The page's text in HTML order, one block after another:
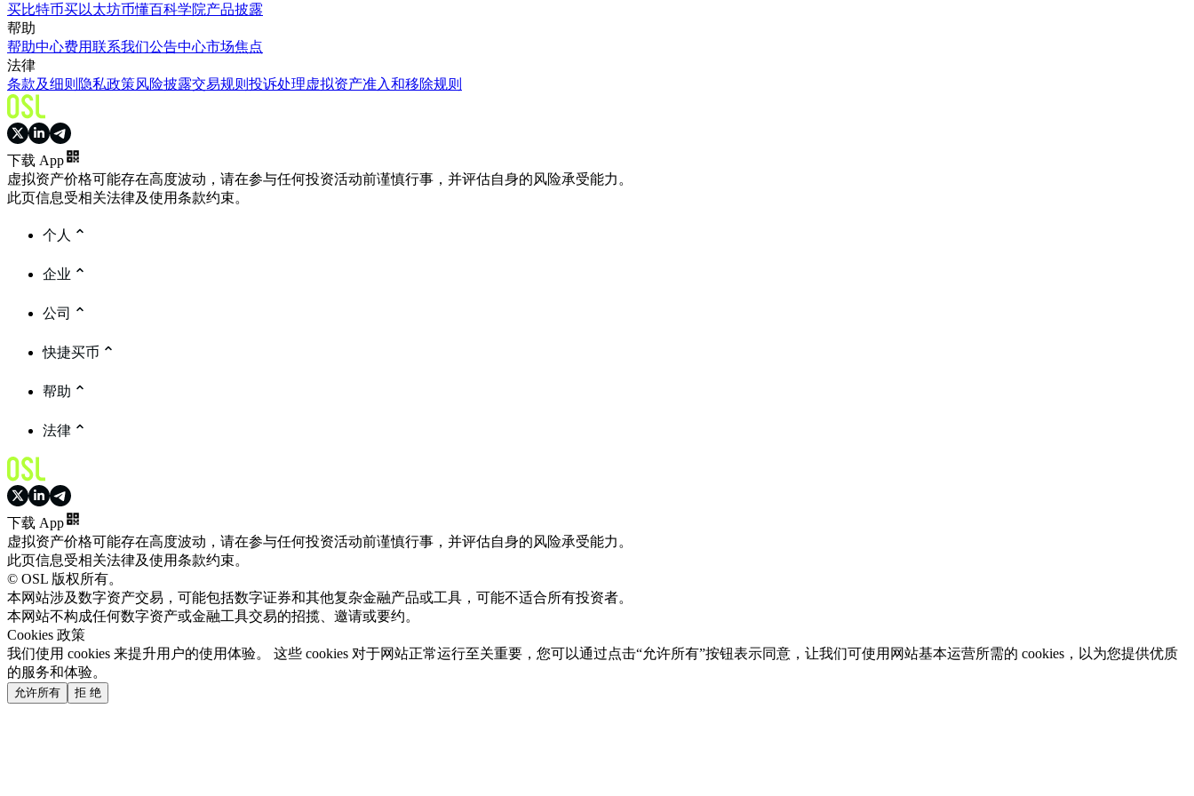
买比特币买以太坊币懂百科学院产品披露
帮助
帮助中心费用联系我们公告中心市场焦点
法律
条款及细则 隐私政策风险披露交易规则 投诉处理虚拟资产准入和移除规则
下载 App
虚拟资产价格可能存在高度波动，请在参与任何投资活动前谨慎行事，并评估自身的风险承受能力。
此页信息受相关法律及使用条款约束。
个人
企业
公司
快捷买币
帮助
法律
下载 App
虚拟资产价格可能存在高度波动，请在参与任何投资活动前谨慎行事，并评估自身的风险承受能力。
此页信息受相关法律及使用条款约束。
© OSL 版权所有。
本网站涉及数字资产交易，可能包括数字证券和其他复杂金融产品或工具，可能不适合所有投资者。
本网站不构成任何数字资产或金融工具交易的招揽、邀请或要约。
Cookies 政策
我们使用 cookies 来提升用户的使用体验。 这些 cookies 对于网站正常运行至关重要，您可以通过点击“允许所有”按钮表示同意，让我们可使用网站基本运营所需的 cookies，以为您提供优质
的服务和体验。
允许所有 拒 绝